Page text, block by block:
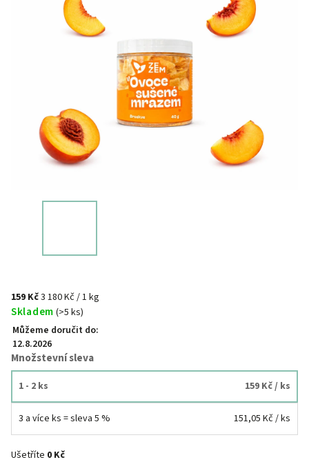
159 Kč3 180 Kč / 1 kg
Skladem (>5 ks)
Můžeme doručit do:
12.8.2026
Množstevní sleva
1 - 2 ks 159 Kč/ ks
3 a více ks = sleva 5 % 151,05 Kč/ ks
Ušetříte 0 Kč